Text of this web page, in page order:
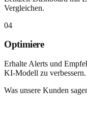
Vergleichen.
04
Optimiere
Erhalte Alerts und
KI-Modell zu verbessern.
Was unsere Kunden